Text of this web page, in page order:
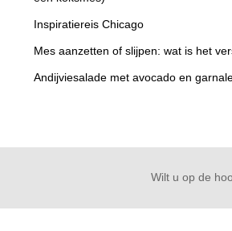
Inspiratiereis Chicago
Mes aanzetten of slijpen: wat is het
Andijviesalade met avocado en
Wilt u op de